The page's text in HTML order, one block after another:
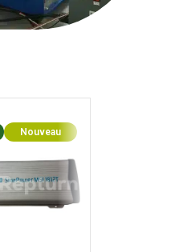
Nouveau Populaire